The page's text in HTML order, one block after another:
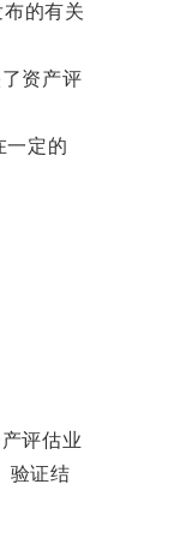
的有关
资产评
定的
评估业
验证结